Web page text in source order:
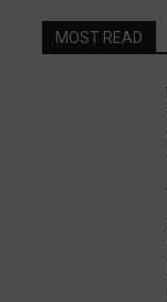
MOST READ